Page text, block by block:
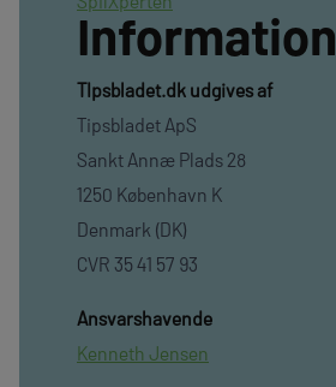
Information
TIpsbladet.dk udgives af
Tipsbladet ApS
Sankt Annæ Plads 28
1250 København K
Denmark (DK)
CVR 35 41 57 93
Ansvarshavende
Kenneth Jensen